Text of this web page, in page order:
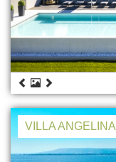
VILLA ANGELINA